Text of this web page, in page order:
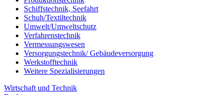
Schiffstechnik, Seefahrt
Schuh/Textiltechnik
Umwelt/Umweltschutz
Verfahrenstechnik
Vermessungswesen
Versorgungstechnik/ Gebäudeversorgung
Werkstofftechnik
Weitere Spezialisierungen
Wirtschaft und Technik